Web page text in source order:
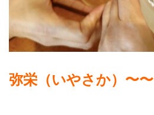
弥栄（いやさか）〜〜